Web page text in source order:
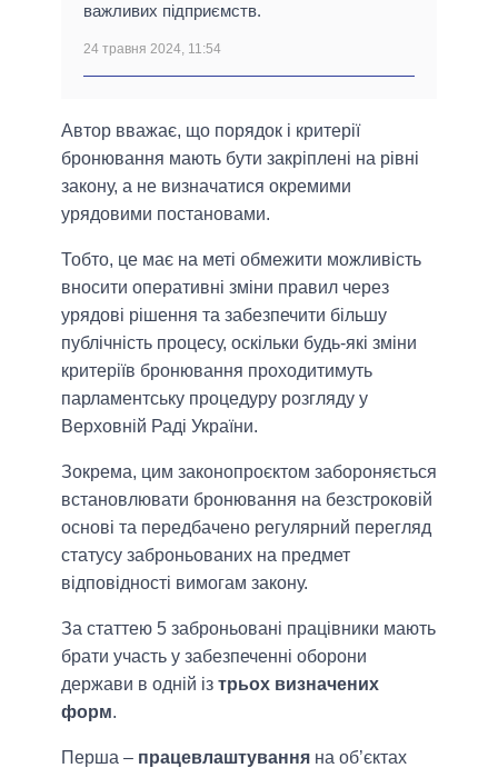
важливих підприємств.
24 травня 2024, 11:54
Автор вважає, що порядок і критерії
бронювання мають бути закріплені на рівні
закону, а не визначатися окремими
урядовими постановами.
Тобто, це має на меті обмежити можливість
вносити оперативні зміни правил через
урядові рішення та забезпечити більшу
публічність процесу, оскільки будь-які зміни
критеріїв бронювання проходитимуть
парламентську процедуру розгляду у
Верховній Раді України.
Зокрема, цим законопроєктом забороняється
встановлювати бронювання на безстроковій
основі та передбачено регулярний перегляд
статусу заброньованих на предмет
відповідності вимогам закону.
За статтею 5 заброньовані працівники мають
брати участь у забезпеченні оборони
держави в одній із трьох визначених
форм.
Перша – працевлаштування на об’єктах